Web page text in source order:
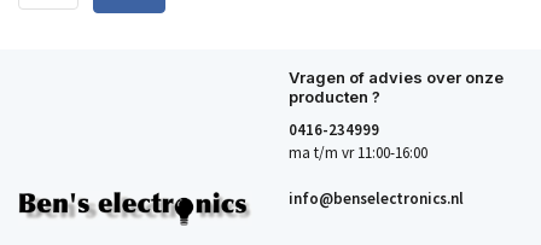
Vragen of advies over onze
producten ?
0416-234999
ma t/m vr 11:00-16:00
info@benselectronics.nl